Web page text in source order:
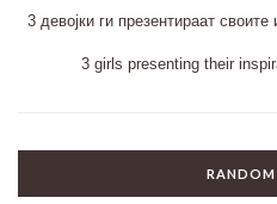
3 девојки ги презентираат
3 girls presenting their
RANDOM